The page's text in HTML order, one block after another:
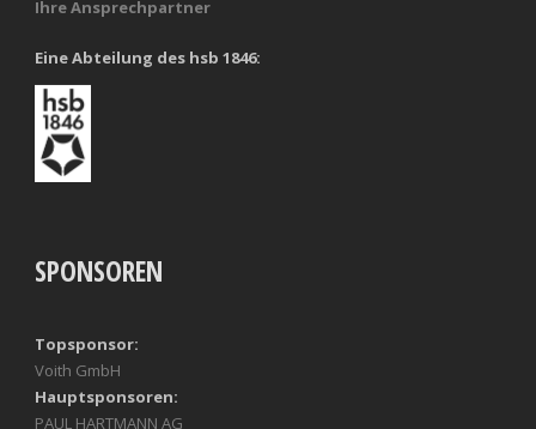
Ihre Ansprechpartner
Eine Abteilung des hsb 1846:
SPONSOREN
Topsponsor:
Voith GmbH
Hauptsponsoren:
PAUL HARTMANN AG